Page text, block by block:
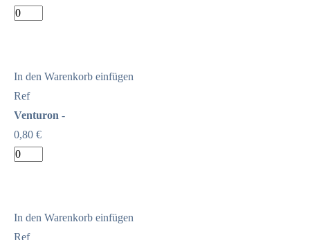
In den Warenkorb einfügen
Ref
Venturon -
0,80 €
In den Warenkorb einfügen
Ref